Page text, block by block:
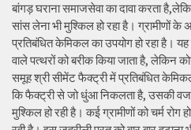
बांगड़ घराना समाजसेवा का दावा करता
सांस लेना भी मुश्किल हो रहा है। ग्रामीणों
प्रतिबंधित केमिकल का उपयोग हो रहा है।
वाले पत्थरों को बरीक किया जाता है, लेकिन
समूह श्री सीमेंट फैक्ट्री में प्रतिबंधित
कि फैक्ट्री से जो धुंआ निकलता है, उसकी
मुश्किल हो रही है। कई ग्रामीणों को चर्म रोग